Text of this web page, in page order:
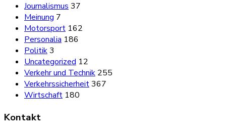
Journalismus 37
Meinung 7
Motorsport 162
Personalia 186
Politik3
Uncategorized 12
Verkehr und Technik 255
Verkehrssicherheit367
Wirtschaft 180
Kontakt